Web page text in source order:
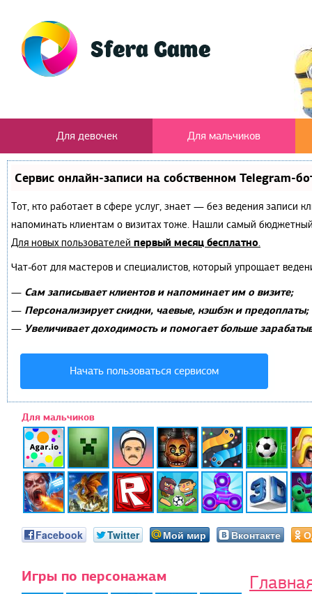
Для девочек Для мальчиков
Сервис онлайн-записи на собственном Telegram-
Тот, кто работает в сфере услуг, знает — без ведения записи
напоминать клиентам о визитах тоже. Нашли самый
Для новых пользователей первый месяц бесплатно.
Чат-бот для мастеров и специалистов, который упрощает
— Сам записывает клиентов и напоминает им о визите;
— Персонализирует скидки, чаевые, кэшбэк и предоплаты;
— Увеличивает доходимость и помогает больше
Начать пользоваться сервисом
Для мальчиков
Facebook Twitter Мой мир Вконтакте
Игры по персонажам